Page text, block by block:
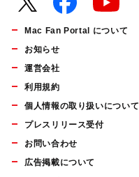
Mac Fan Portal について
お知らせ
運営会社
利用規約
個人情報の取り扱いについて
プレスリリース受付
お問い合わせ
広告掲載について